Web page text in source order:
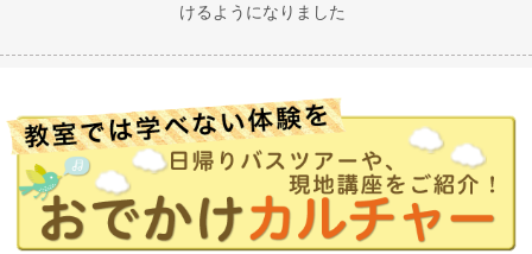
けるようになりました